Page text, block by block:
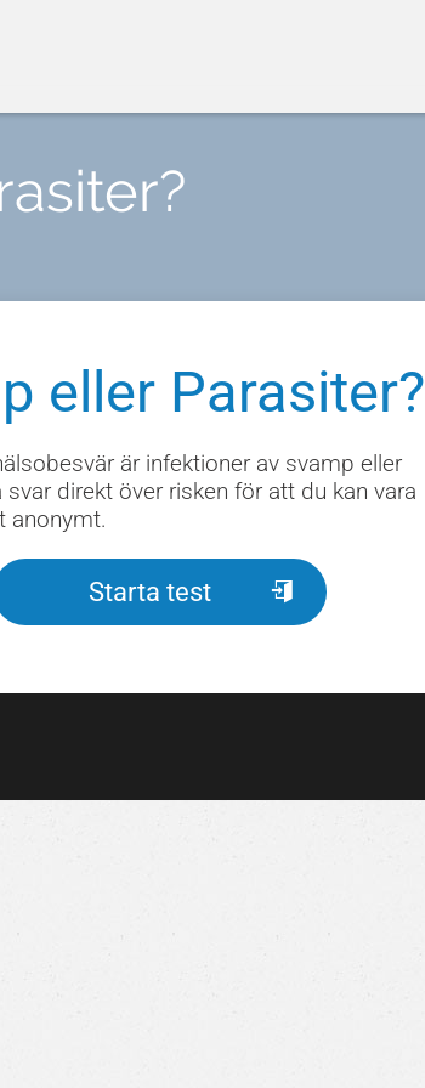
eller Parasiter?
är infektioner av svamp eller
direkt över risken för att du kan vara
anonymt.
Starta test